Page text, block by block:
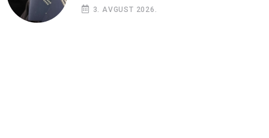
3. AVGUST 2026.